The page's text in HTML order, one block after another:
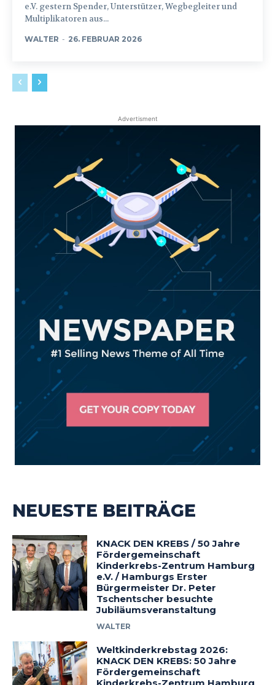
e.V. gestern Spender, Unterstützer, Wegbegleiter und
Multiplikatoren aus...
WALTER - 26. FEBRUAR 2026
Advertisment
NEUESTE BEITRÄGE
KNACK DEN KREBS / 50 Jahre
Fördergemeinschaft
Kinderkrebs-Zentrum Hamburg
e.V. / Hamburgs Erster
Bürgermeister Dr. Peter
Tschentscher besuchte
Jubiläumsveranstaltung
WALTER
Weltkinderkrebstag 2026:
KNACK DEN KREBS: 50 Jahre
Fördergemeinschaft